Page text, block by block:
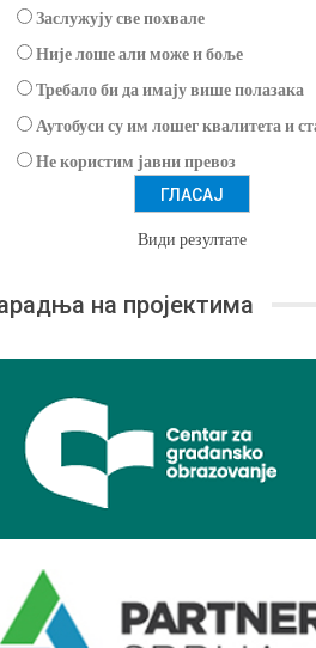
Заслужују све похвале
Није лоше али може и боље
Требало би да имају више полазака
Аутобуси су им лошег квалитета и
Не користим јавни превоз
Види резултате
на пројектима